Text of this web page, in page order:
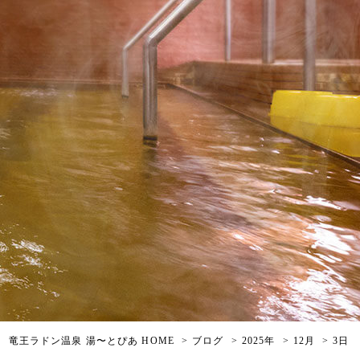
竜王ラドン温泉 湯〜とぴあ HOME ブログ 2025年 12月 3日